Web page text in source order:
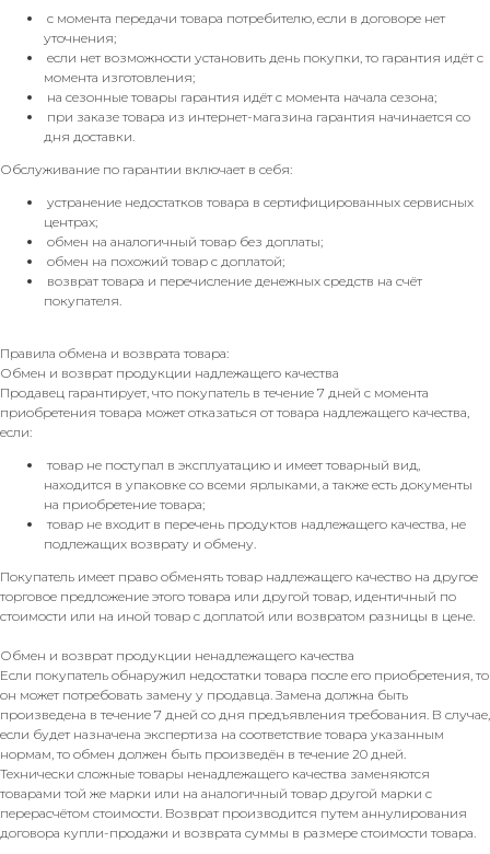
с момента передачи товара потребителю, если в договоре нет
уточнения;
если нет возможности установить день покупки, то гарантия идёт с
момента изготовления;
на сезонные товары гарантия идёт с момента начала сезона;
при заказе товара из интернет-магазина гарантия начинается со
дня доставки.
Обслуживание по гарантии включает в себя:
устранение недостатков товара в сертифицированных сервисных
центрах;
обмен на аналогичный товар без доплаты;
обмен на похожий товар с доплатой;
возврат товара и перечисление денежных средств на счёт
покупателя.
Правила обмена и возврата товара:
Обмен и возврат продукции надлежащего качества
Продавец гарантирует, что покупатель в течение 7 дней с момента
приобретения товара может отказаться от товара надлежащего качества,
если:
товар не поступал в эксплуатацию и имеет товарный вид,
находится в упаковке со всеми ярлыками, а также есть документы
на приобретение товара;
товар не входит в перечень продуктов надлежащего качества, не
подлежащих возврату и обмену.
Покупатель имеет право обменять товар надлежащего качество на другое
торговое предложение этого товара или другой товар, идентичный по
стоимости или на иной товар с доплатой или возвратом разницы в цене.
Обмен и возврат продукции ненадлежащего качества
Если покупатель обнаружил недостатки товара после его приобретения, то
он может потребовать замену у продавца. Замена должна быть
произведена в течение 7 дней со дня предъявления требования. В случае,
если будет назначена экспертиза на соответствие товара указанным
нормам, то обмен должен быть произведён в течение 20 дней.
Технически сложные товары ненадлежащего качества заменяются
товарами той же марки или на аналогичный товар другой марки с
перерасчётом стоимости. Возврат производится путем аннулирования
договора купли-продажи и возврата суммы в размере стоимости товара.